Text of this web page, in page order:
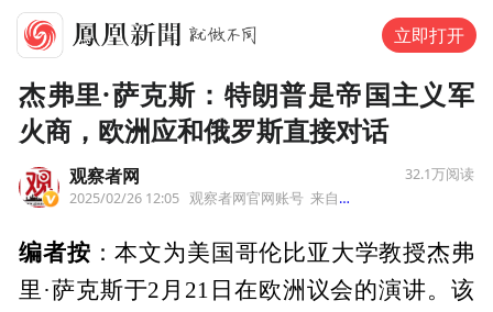
立即打开
杰弗里·萨克斯：特朗普是帝国主义军
火商，欧洲应和俄罗斯直接对话
观察者网
2025/02/26 12:05 观察者网官网账号 来自上海市
32.1万阅读
编者按 ：本文为美国哥伦比亚大学教授杰弗
里·萨克斯于2月21日在欧洲议会的演讲。该